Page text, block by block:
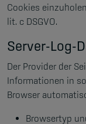
Cookies
lit. c DSGVO.
Server-Log-
Der Provider der
Informationen in
Browser
Browsertyp